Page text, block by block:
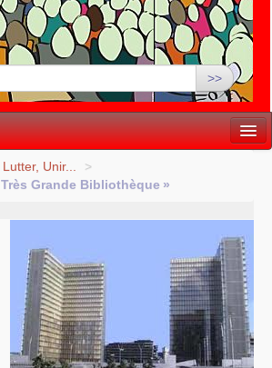
>>
Lutter, Unir...
>
Très Grande Bibliothèque »